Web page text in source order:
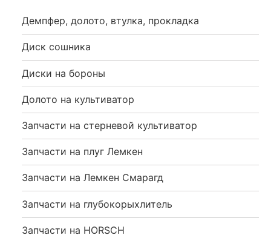
Демпфер, долото, втулка, прокладка
Диск сошника
Диски на бороны
Долото на культиватор
Запчасти на стерневой культиватор
Запчасти на плуг Лемкен
Запчасти на Лемкен Смарагд
Запчасти на глубокорыхлитель
Запчасти на HORSCH